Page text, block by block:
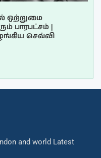
ஒற்றுமை
பாரபட்சம் |
செவ்வி
and world Latest